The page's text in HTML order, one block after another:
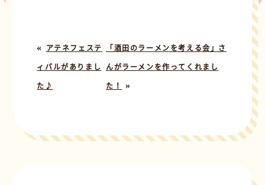
« アテネフェステ
ィバルがありまし
た♪
「酒田のラーメンを考える会」さ
んがラーメンを作ってくれまし
た！
»